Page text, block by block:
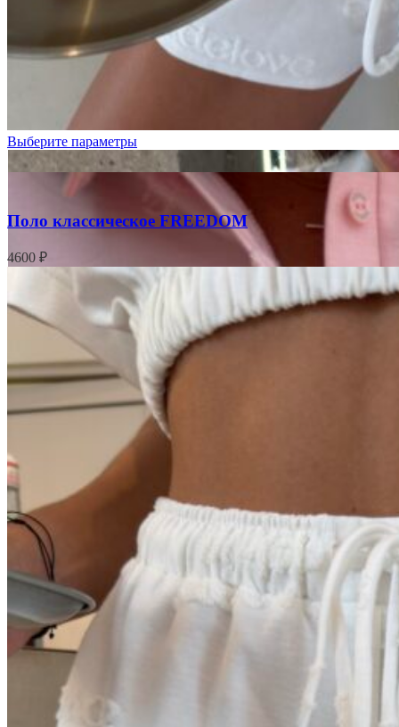
Розовый
Выберите параметры
Поло классическое FREEDOM
4600 ₽